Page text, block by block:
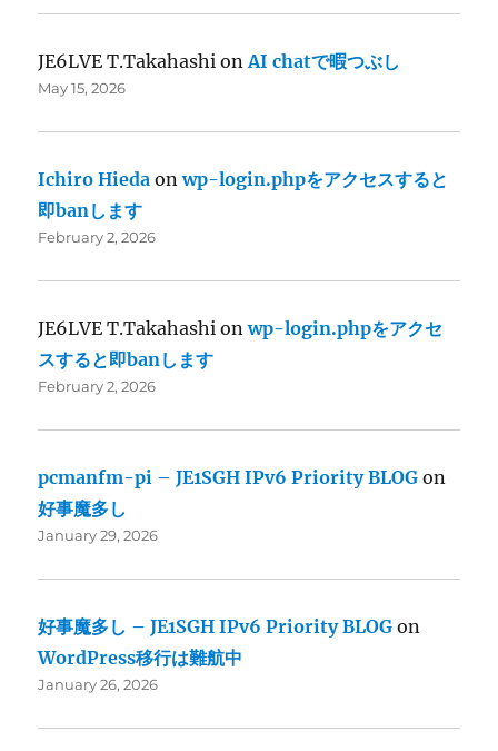
JE6LVE T.Takahashi onAI chatで暇つぶし
May 15, 2026
Ichiro Hieda onwp-login.phpをアクセスすると
即banします
February 2, 2026
JE6LVE T.Takahashi onwp-login.phpをアクセ
スすると即banします
February 2, 2026
pcmanfm-pi – JE1SGH IPv6 Priority BLOG on
好事魔多し
January 29, 2026
好事魔多し – JE1SGH IPv6 Priority BLOG on
WordPress移行は難航中
January 26, 2026